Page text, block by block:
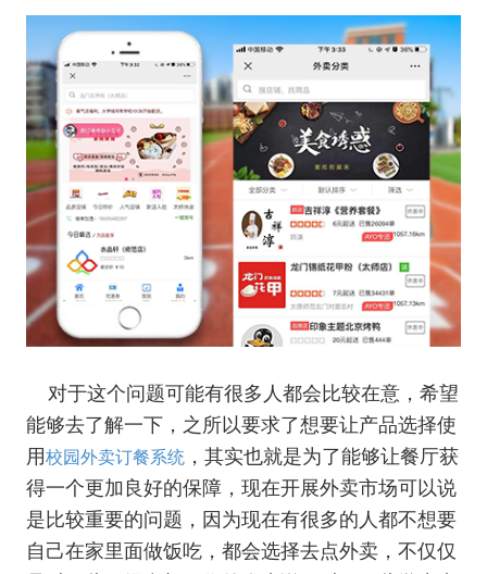
对于这个问题可能有很多人都会比较在意，希望
能够去了解一下，之所以要求了想要让产品选择使
用校园外卖订餐系统，其实也就是为了能够让餐厅获
得一个更加良好的保障，现在开展外卖市场可以说
是比较重要的问题，因为现在有很多的人都不想要
自己在家里面做饭吃，都会选择去点外卖，不仅仅